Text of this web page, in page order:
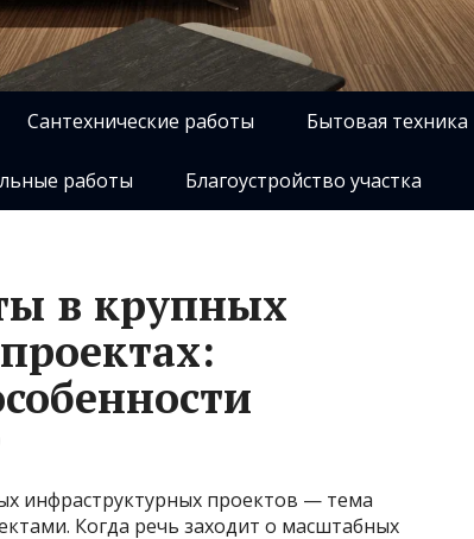
Сантехнические работы Бытовая техника
работы Благоустройство участка
в крупных
инфраструктурных проектов — тема
Когда речь заходит о масштабных